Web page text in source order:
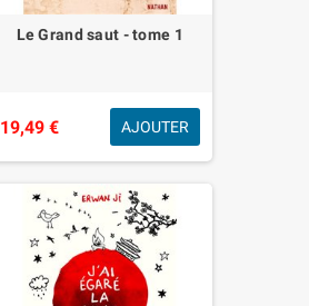
Le Grand saut - tome 1
19,49 € AJOUTER